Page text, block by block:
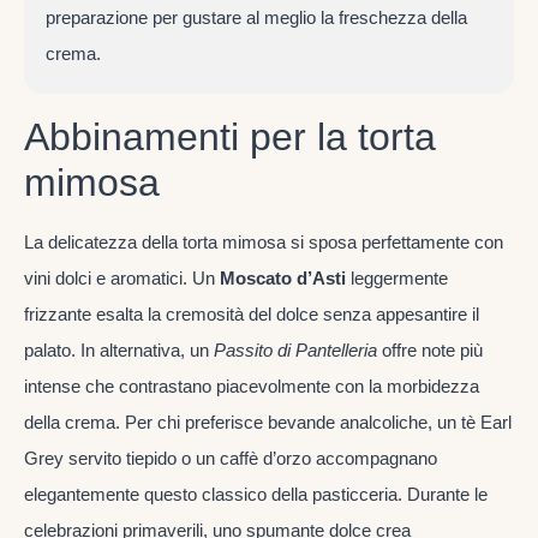
preparazione per gustare al meglio la freschezza della
crema.
Abbinamenti per la torta
mimosa
La delicatezza della torta mimosa si sposa perfettamente con
vini dolci e aromatici. Un Moscato d’Asti leggermente
frizzante esalta la cremosità del dolce senza appesantire il
palato. In alternativa, un Passito di Pantelleria offre note più
intense che contrastano piacevolmente con la morbidezza
della crema. Per chi preferisce bevande analcoliche, un tè Earl
Grey servito tiepido o un caffè d’orzo accompagnano
elegantemente questo classico della pasticceria. Durante le
celebrazioni primaverili, uno spumante dolce crea